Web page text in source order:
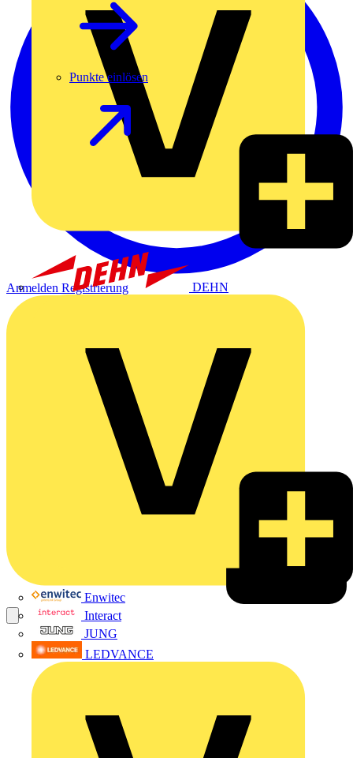
DEHN
Enwitec
Interact
JUNG
LEDVANCE
Punkte einlösen
Anmelden Registrierung